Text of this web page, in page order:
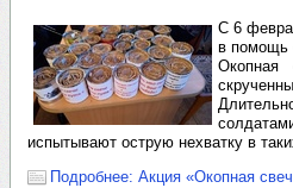
С 6
в помощь
Окопная
испытывают острую нехватку в
Подробнее: Акция «Окопная